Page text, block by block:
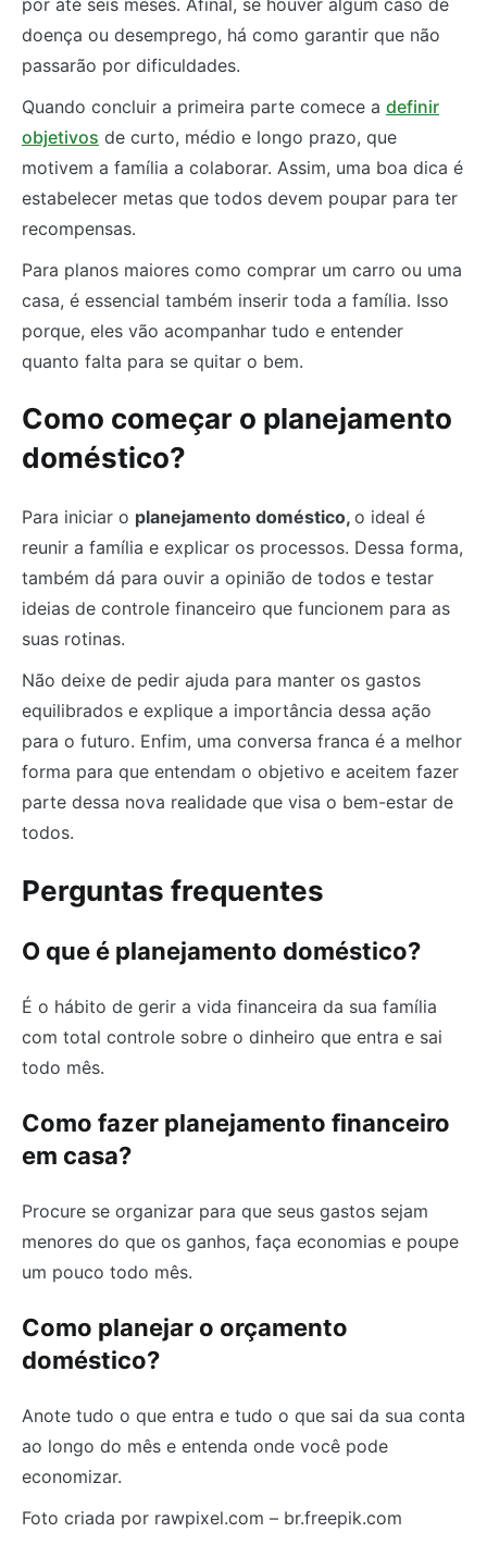
doença ou desemprego, há como garantir que não
passarão por dificuldades.
Quando concluir a primeira parte comece a definir
objetivos de curto, médio e longo prazo, que
motivem a família a colaborar. Assim, uma boa dica é
estabelecer metas que todos devem poupar para ter
recompensas.
Para planos maiores como comprar um carro ou uma
casa, é essencial também inserir toda a família. Isso
porque, eles vão acompanhar tudo e entender
quanto falta para se quitar o bem.
Como começar o planejamento
doméstico?
Para iniciar o planejamento doméstico, o ideal é
reunir a família e explicar os processos. Dessa forma,
também dá para ouvir a opinião de todos e testar
ideias de controle financeiro que funcionem para as
suas rotinas.
Não deixe de pedir ajuda para manter os gastos
equilibrados e explique a importância dessa ação
para o futuro. Enfim, uma conversa franca é a melhor
forma para que entendam o objetivo e aceitem fazer
parte dessa nova realidade que visa o bem-estar de
todos.
Perguntas frequentes
O que é planejamento doméstico?
É o hábito de gerir a vida financeira da sua família
com total controle sobre o dinheiro que entra e sai
todo mês.
Como fazer planejamento financeiro
em casa?
Procure se organizar para que seus gastos sejam
menores do que os ganhos, faça economias e poupe
um pouco todo mês.
Como planejar o orçamento
doméstico?
Anote tudo o que entra e tudo o que sai da sua conta
ao longo do mês e entenda onde você pode
economizar.
Foto criada por rawpixel.com – br.freepik.com